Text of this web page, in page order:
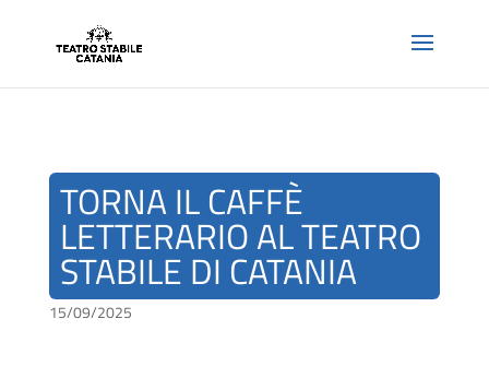
TORNA IL CAFFÈ
LETTERARIO AL TEATRO
STABILE DI CATANIA
15/09/2025